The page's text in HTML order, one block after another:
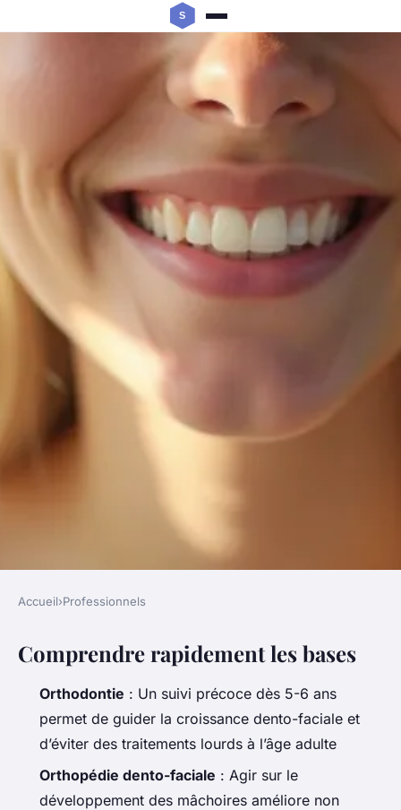
Pourquoi consulter un
orthodontiste à Caen peut
transformer votre sourire
10 min de lecture
Accueil›Professionnels
Comprendre rapidement les bases
Orthodontie : Un suivi précoce dès 5-6 ans
permet de guider la croissance dento-faciale et
d’éviter des traitements lourds à l’âge adulte
Orthopédie dento-faciale : Agir sur le
développement des mâchoires améliore non